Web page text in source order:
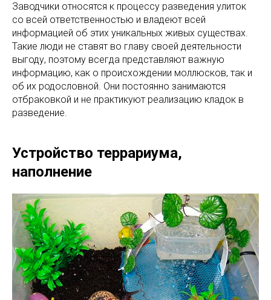
Заводчики относятся к процессу разведения улиток
со всей ответственностью и владеют всей
информацией об этих уникальных живых существах.
Такие люди не ставят во главу своей деятельности
выгоду, поэтому всегда представляют важную
информацию, как о происхождении моллюсков, так и
об их родословной. Они постоянно занимаются
отбраковкой и не практикуют реализацию кладок в
разведение.
Устройство террариума,
наполнение